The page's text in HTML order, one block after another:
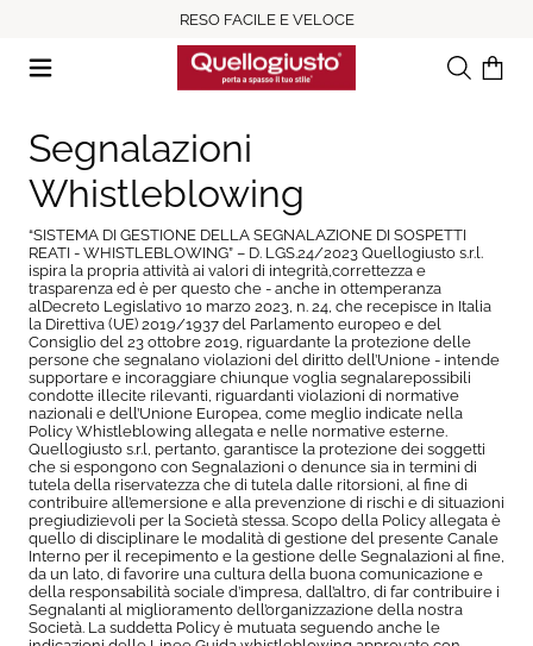
RESO FACILE E VELOCE
RicercaIl tuo
Segnalazioni
Whistleblowing
“SISTEMA DI GESTIONE DELLA SEGNALAZIONE DI SOSPETTI
REATI - WHISTLEBLOWING” – D. LGS.24/2023 Quellogiusto s.r.l.
ispira la propria attività ai valori di integrità,correttezza e
trasparenza ed è per questo che - anche in ottemperanza
alDecreto Legislativo 10 marzo 2023, n. 24, che recepisce in Italia
la Direttiva (UE) 2019/1937 del Parlamento europeo e del
Consiglio del 23 ottobre 2019, riguardante la protezione delle
persone che segnalano violazioni del diritto dell’Unione - intende
supportare e incoraggiare chiunque voglia segnalarepossibili
condotte illecite rilevanti, riguardanti violazioni di normative
nazionali e dell’Unione Europea, come meglio indicate nella
Policy Whistleblowing allegata e nelle normative esterne.
Quellogiusto s.r.l, pertanto, garantisce la protezione dei soggetti
che si espongono con Segnalazioni o denunce sia in termini di
tutela della riservatezza che di tutela dalle ritorsioni, al fine di
contribuire all’emersione e alla prevenzione di rischi e di situazioni
pregiudizievoli per la Società stessa. Scopo della Policy allegata è
quello di disciplinare le modalità di gestione del presente Canale
Interno per il recepimento e la gestione delle Segnalazioni al fine,
da un lato, di favorire una cultura della buona comunicazione e
della responsabilità sociale d’impresa, dall’altro, di far contribuire i
Segnalanti al miglioramento dell’organizzazione della nostra
Società. La suddetta Policy è mutuata seguendo anche le